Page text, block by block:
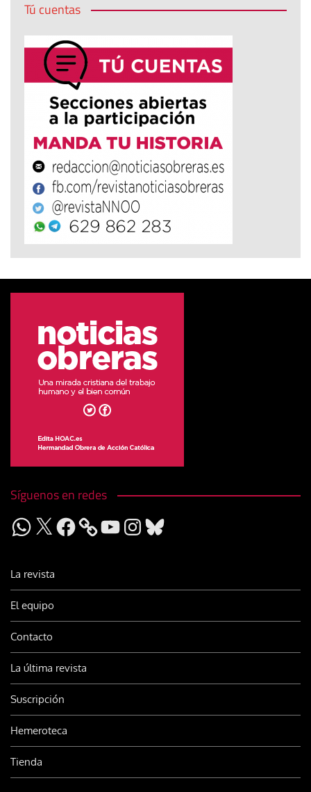
Tú cuentas
Síguenos en redes
WhatsApp
X Facebook YouTubeInstagram
Bluesky
La revista
El equipo
Contacto
La última revista
Suscripción
Hemeroteca
Tienda